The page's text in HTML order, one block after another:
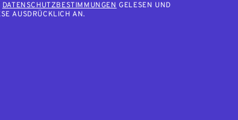
DATENSCHUTZBESTIMMUNGENGELESEN UND
AUSDRÜCKLICH AN.